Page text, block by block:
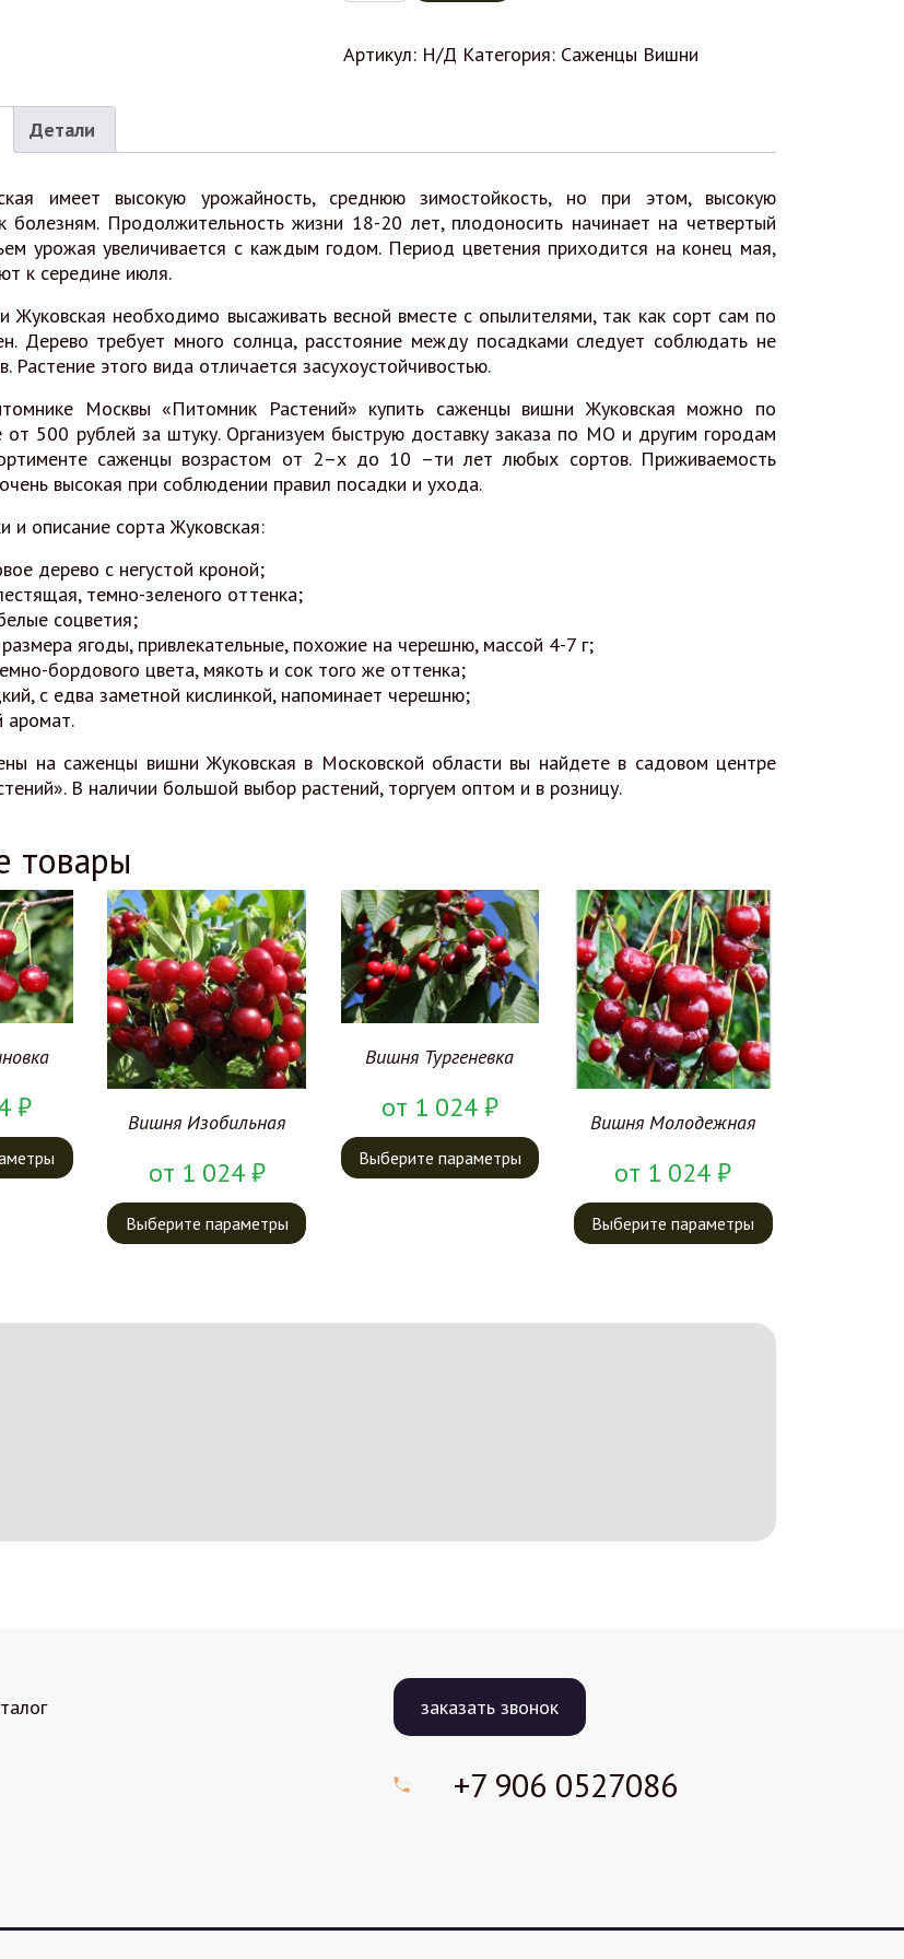
Артикул: Н/Д Категория: Саженцы Вишни
Детали
имеет высокую урожайность, среднюю зимостойкость, но при этом, высокую
болезням. Продолжительность жизни 18-20 лет, плодоносить начинает на четвертый
урожая увеличивается с каждым годом. Период цветения приходится на конец мая,
к середине июля.
Жуковская необходимо высаживать весной вместе с опылителями, так как сорт сам по
Дерево требует много солнца, расстояние между посадками следует соблюдать не
Растение этого вида отличается засухоустойчивостью.
Москвы «Питомник Растений» купить саженцы вишни Жуковская можно по
от 500 рублей за штуку. Организуем быструю доставку заказа по МО и другим городам
саженцы возрастом от 2–х до 10 –ти лет любых сортов. Приживаемость
высокая при соблюдении правил посадки и ухода.
и описание сорта Жуковская:
дерево с негустой кроной;
темно-зеленого оттенка;
соцветия;
ягоды, привлекательные, похожие на черешню, массой 4-7 г;
бордового цвета, мякоть и сок того же оттенка;
с едва заметной кислинкой, напоминает черешню;
аромат.
на саженцы вишни Жуковская в Московской области вы найдете в садовом центре
В наличии большой выбор растений, торгуем оптом и в розницу.
товары
₽ Вишня Изобильная
от 1 024₽
Выберите параметры
Вишня Тургеневка
от 1 024₽
Выберите параметры
Вишня Молодежная
от 1 024₽
Выберите параметры
заказать звонок
+7 906 0527086